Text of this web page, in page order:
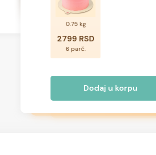
0.75 kg
2799 RSD
6 parč.
Dodaj u korpu